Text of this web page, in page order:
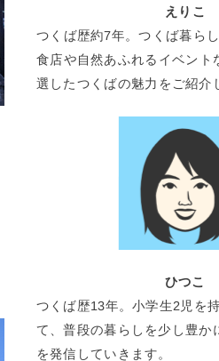
えりこ
つくば歴約7年。つくば暮ら
食店や自然あふれるイベント
選したつくばの魅力をご紹介
ひつこ
つくば歴13年。小学生2児を
て、普段の暮らしを少し豊か
を発信していきます。